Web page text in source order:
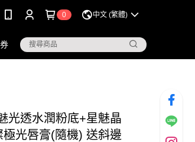
0 中文 (繁體)
光透水潤粉底+星魅晶
光唇膏(隨機) 送斜邊